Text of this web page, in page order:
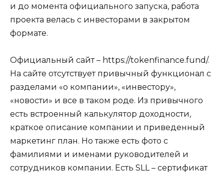
и до момента официального запуска, работа
проекта велась с инвесторами в закрытом
формате.
Официальный сайт – https://tokenfinance.fund/.
На сайте отсутствует привычный функционал с
разделами «о компании», «инвестору»,
«новости» и все в таком роде. Из привычного
есть встроенный калькулятор доходности,
краткое описание компании и приведенный
маркетинг план. Но также есть фото с
фамилиями и именами руководителей и
сотрудников компании. Есть SLL – сертификат